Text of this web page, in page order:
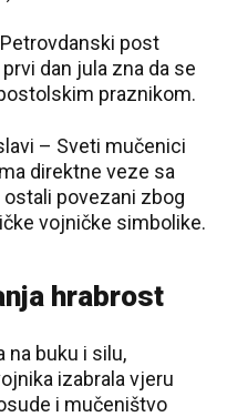
post
dan jula zna da se
praznikom.
– Sveti mučenici
direktne veze sa
povezani zbog
vojničke simbolike.
hrabrost
na buku i silu,
izabrala vjeru
i mučeništvo